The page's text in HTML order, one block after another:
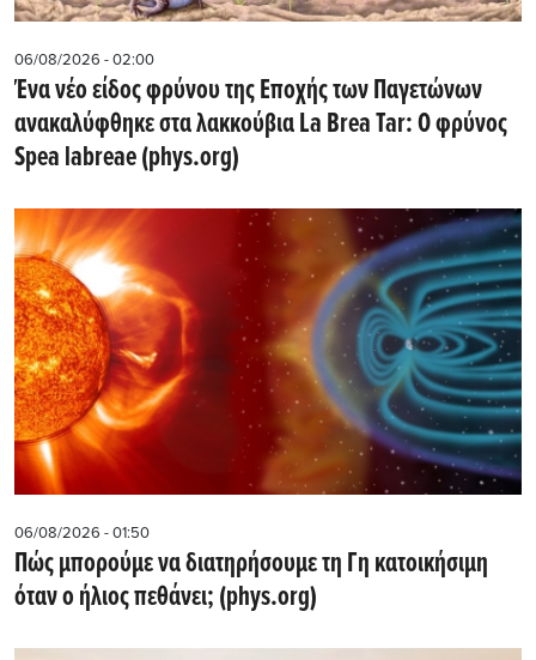
06/08/2026 - 02:00
Ένα νέο είδος φρύνου της Εποχής των Παγετώνων
ανακαλύφθηκε στα λακκούβια La Brea Tar: Ο φρύνος
Spea labreae (phys.org)
06/08/2026 - 01:50
Πώς μπορούμε να διατηρήσουμε τη Γη κατοικήσιμη
όταν ο ήλιος πεθάνει; (phys.org)